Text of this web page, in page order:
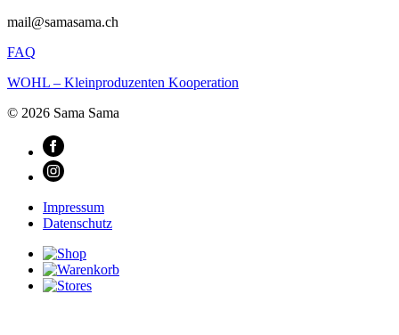
mail@samasama.ch
FAQ
WOHL – Kleinproduzenten Kooperation
© 2026 Sama Sama
Impressum
Datenschutz